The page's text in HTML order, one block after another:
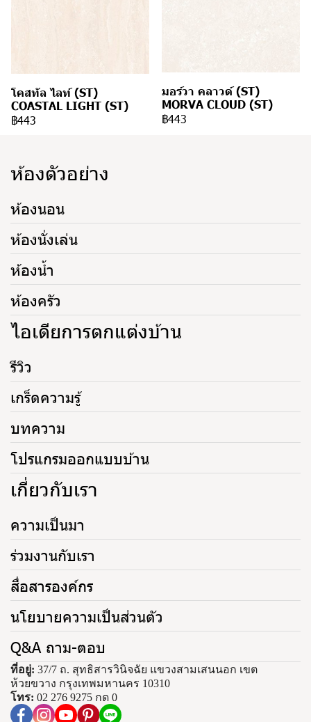
โคสทัล ไลท์ (ST)
COASTAL LIGHT (ST)
฿443
มอร์วา คลาวด์ (ST)
MORVA CLOUD (ST)
฿443
ห้องตัวอย่าง
ห้องนอน
ห้องนั่งเล่น
ห้องน้ำ
ห้องครัว
ไอเดียการตกแต่งบ้าน
รีวิว
เกร็ดความรู้
บทความ
โปรแกรมออกแบบบ้าน
เกี่ยวกับเรา
ความเป็นมา
ร่วมงานกับเรา
สื่อสารองค์กร
นโยบายความเป็นส่วนตัว
Q&A ถาม-ตอบ
ที่อยู่: 37/7 ถ. สุทธิสารวินิจฉัย แขวงสามเสนนอก เขต
ห้วยขวาง กรุงเทพมหานคร 10310
โทร: 02 276 9275 กด 0